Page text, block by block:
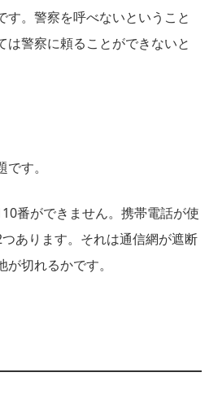
す。警察を呼べないということ
は警察に頼ることができないと
す。
番ができません。携帯電話が使
あります。それは通信網が遮断
切れるかです。